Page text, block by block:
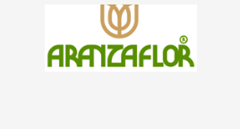
contenido